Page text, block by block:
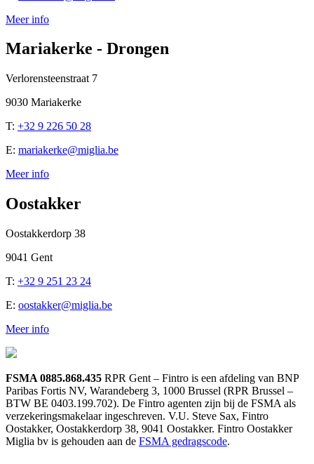
Meer info
Mariakerke - Drongen
Verlorensteenstraat 7
9030 Mariakerke
T: +32 9 226 50 28
E: mariakerke@miglia.be
Meer info
Oostakker
Oostakkerdorp 38
9041 Gent
T: +32 9 251 23 24
E: oostakker@miglia.be
Meer info
FSMA 0885.868.435 RPR Gent – Fintro is een afdeling van BNP
Paribas Fortis NV, Warandeberg 3, 1000 Brussel (RPR Brussel –
BTW BE 0403.199.702). De Fintro agenten zijn bij de FSMA als
verzekeringsmakelaar ingeschreven. V.U. Steve Sax, Fintro
Oostakker, Oostakkerdorp 38, 9041 Oostakker. Fintro Oostakker
Miglia bv is gehouden aan de FSMA gedragscode.